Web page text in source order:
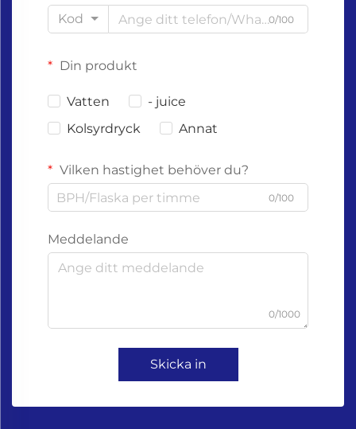
Kod
0/100
Din produkt
Vatten
- juice
Kolsyrdryck
Annat
Vilken hastighet behöver du?
0/100
Meddelande
0/1000
Skicka in